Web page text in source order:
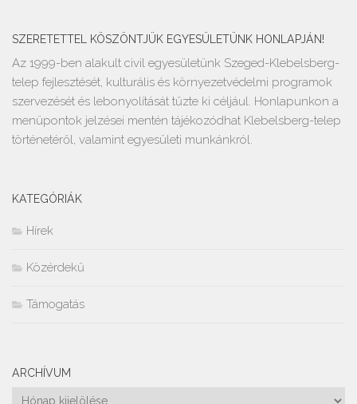
SZERETETTEL KÖSZÖNTJÜK EGYESÜLETÜNK HONLAPJÁN!
Az 1999-ben alakult civil egyesületünk Szeged-Klebelsberg-
telep fejlesztését, kulturális és környezetvédelmi programok
szervezését és lebonyolítását tűzte ki céljául. Honlapunkon a
menüpontok jelzései mentén tájékozódhat Klebelsberg-telep
történetéről, valamint egyesületi munkánkról.
KATEGÓRIÁK
Hírek
Közérdekű
Támogatás
ARCHÍVUM
Archívum